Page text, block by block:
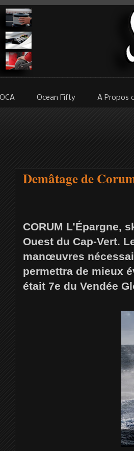
Ocean Fifty A Propos
Demâtage de
CORUM L’Épargne,
Ouest du Cap-Vert.
manœuvres
permettra de mieux
était 7e du Vendée